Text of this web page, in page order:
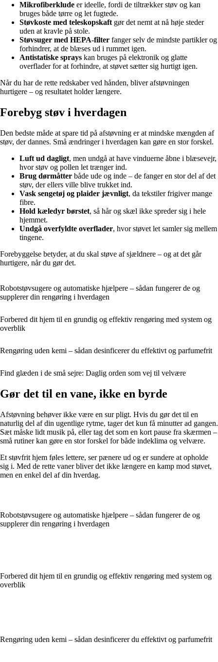
Mikrofiberklude er ideelle, fordi de tiltrækker støv og kan
bruges både tørre og let fugtede.
Støvkoste med teleskopskaft gør det nemt at nå høje steder
uden at kravle på stole.
Støvsuger med HEPA-filter fanger selv de mindste partikler og
forhindrer, at de blæses ud i rummet igen.
Antistatiske sprays kan bruges på elektronik og glatte
overflader for at forhindre, at støvet sætter sig hurtigt igen.
Når du har de rette redskaber ved hånden, bliver afstøvningen
hurtigere – og resultatet holder længere.
Forebyg støv i hverdagen
Den bedste måde at spare tid på afstøvning er at mindske mængden af
støv, der dannes. Små ændringer i hverdagen kan gøre en stor forskel.
Luft ud dagligt, men undgå at have vinduerne åbne i blæsevejr,
hvor støv og pollen let trænger ind.
Brug dørmåtter både ude og inde – de fanger en stor del af det
støv, der ellers ville blive trukket ind.
Vask sengetøj og plaider jævnligt, da tekstiler frigiver mange
fibre.
Hold kæledyr børstet, så hår og skæl ikke spreder sig i hele
hjemmet.
Undgå overfyldte overflader, hvor støvet let samler sig mellem
tingene.
Forebyggelse betyder, at du skal støve af sjældnere – og at det går
hurtigere, når du gør det.
Robotstøvsugere og automatiske hjælpere – sådan fungerer de og
supplerer din rengøring i hverdagen
Forbered dit hjem til en grundig og effektiv rengøring med system og
overblik
Rengøring uden kemi – sådan desinficerer du effektivt og parfumefrit
Find glæden i de små sejre: Daglig orden som vej til velvære
Gør det til en vane, ikke en byrde
Afstøvning behøver ikke være en sur pligt. Hvis du gør det til en
naturlig del af din ugentlige rytme, tager det kun få minutter ad gangen.
Sæt måske lidt musik på, eller tag det som en kort pause fra skærmen –
små rutiner kan gøre en stor forskel for både indeklima og velvære.
Et støvfrit hjem føles lettere, ser pænere ud og er sundere at opholde
sig i. Med de rette vaner bliver det ikke længere en kamp mod støvet,
men en enkel del af din hverdag.
Robotstøvsugere og automatiske hjælpere – sådan fungerer de og
supplerer din rengøring i hverdagen
Forbered dit hjem til en grundig og effektiv rengøring med system og
overblik
Rengøring uden kemi – sådan desinficerer du effektivt og parfumefrit